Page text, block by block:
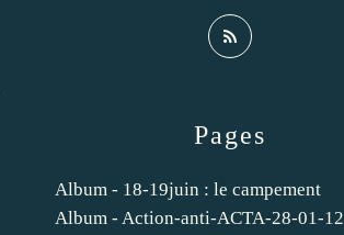
Pages
Album - 18-19juin : le campement
Album - Action-anti-ACTA-28-01-12